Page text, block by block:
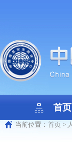
首页
当前位置： 首页 >